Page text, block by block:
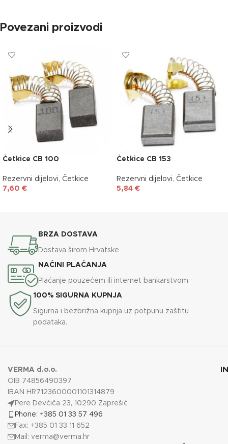
Povezani proizvodi
Četkice CB 100
Rezervni dijelovi, Četkice
7,60 €
Četkice CB 153
Rezervni dijelovi, Četkice
5,84 €
BRZA DOSTAVA
Dostava širom Hrvatske
NAĆINI PLAĆANJA
Plaćanje pouzećem ili internet bankarstvom
100% SIGURNA KUPNJA
Sigurna i bezbrižna kupnja uz potpunu zaštitu
podataka.
VERMA d.o.o.
OIB 74856490397
IBAN HR7123600001101314879
Pere Devćiča 23, 10290 Zaprešić
Phone: +385 01 33 57 496
Fax: +385 01 33 11 652
Mail: verma@verma.hr